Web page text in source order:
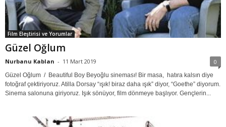
Film Eleştirisi ve Yorumlar
Güzel Oğlum
Nurbanu Kablan - 11 Mart 2019 0
Güzel Oğlum / Beautiful Boy Beyoğlu sineması! Bir masa, hatıra kalsın diye
fotoğraf çektiriyoruz. Atilla Dorsay “ışık! biraz daha ışık” diyor, “Goethe” diyorum.
Sinema salonuna giriyoruz. Işık sönüyor, film dönmeye başlıyor. Gençlerin...